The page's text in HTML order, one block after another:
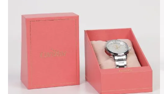
Modelo de Pulseira